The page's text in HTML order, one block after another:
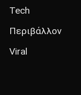
Tech
Περιβάλλον
Viral